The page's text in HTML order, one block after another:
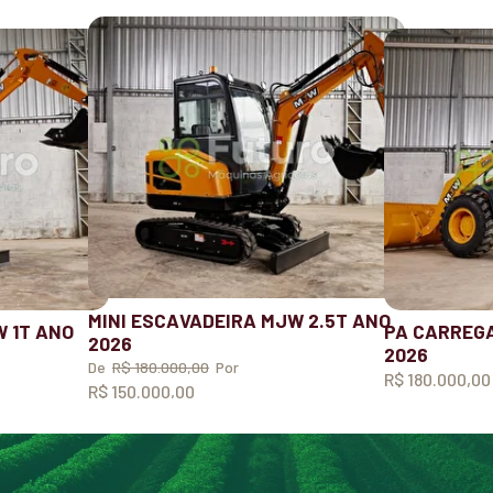
1T ANO
MINI ESCAVADEIRA MJW 2.5T ANO
2026
De R$ 180.000,00 Por
R$ 150.000,00
PA
2026
R$ 180.000,00